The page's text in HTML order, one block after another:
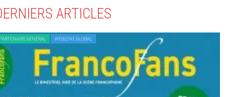
ARTICLES
GENERAL WEBZINE GLOBAL